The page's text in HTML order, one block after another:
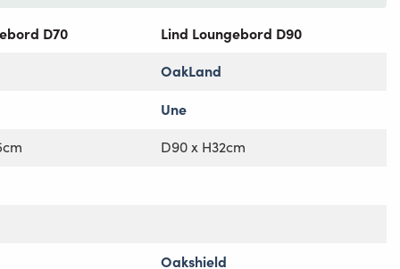
D70
Lind Loungebord D90
OakLand
Une
D90 x H32cm
Oakshield